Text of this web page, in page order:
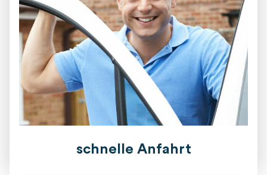
schnelle Anfahrt